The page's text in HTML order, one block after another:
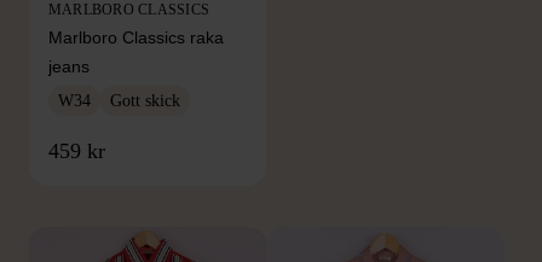
MARLBORO CLASSICS
Marlboro Classics raka
jeans
W34 Gott skick
459 kr
FRÅN SAMMA VARUMÄRKE